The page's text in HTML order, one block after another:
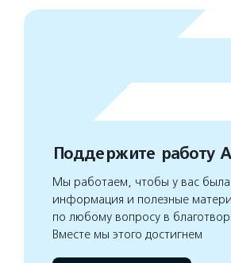
Поддержите работу
Мы работаем, чтобы у вас была
информация и полезные
по любому вопросу в
Вместе мы этого достигнем